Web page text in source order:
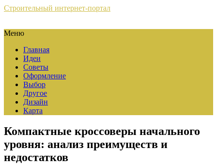
Строительный интернет-портал
Меню
Главная
Идеи
Советы
Оформление
Выбор
Другое
Дизайн
Карта
Компактные кроссоверы начального
уровня: анализ преимуществ и
недостатков